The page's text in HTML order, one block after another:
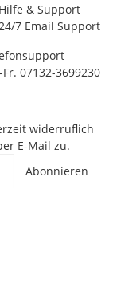
Hilfe & Support
24/7 Email Support
Fr. 07132-3699230
widerruflich
E-Mail zu.
Abonnieren